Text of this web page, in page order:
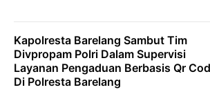
Kapolresta Barelang Sambut Tim
Divpropam Polri Dalam Supervisi
Layanan Pengaduan Berbasis Qr
Di Polresta Barelang